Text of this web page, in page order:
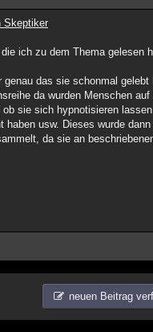
Skeptiker
ich zu dem Thema
das sie schonmal
da wurden Menschen
sie sich hypnotisieren
haben usw. Dieses wurde
da sie an
neuen Beitrag